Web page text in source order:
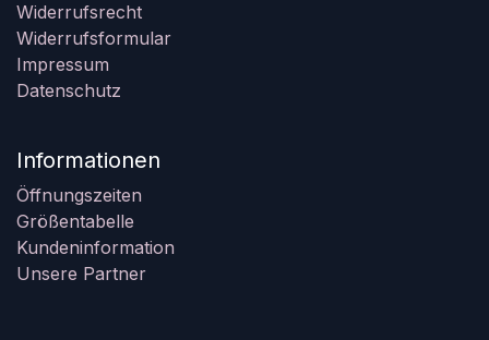
Widerrufsrecht
Widerrufsformular
Impressum
Datenschutz
Informationen
Öffnungszeiten
Größentabelle
Kundeninformation
Unsere Partner